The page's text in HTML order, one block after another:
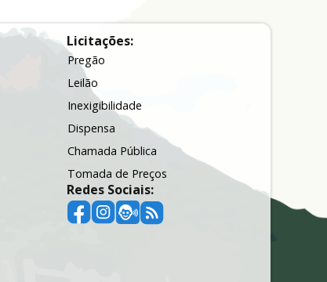
Licitações:
Pregão
Leilão
Inexigibilidade
Dispensa
Chamada Pública
Tomada de Preços
Redes Sociais: